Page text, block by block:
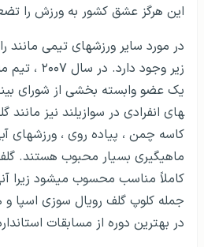
این هرگز عشق کشور به ورزش را
در مورد سایر ورزش­های تیمی مانند
زیر وجود
های انفرادی در سوازیلند نیز
کاسه چمن ، پیاده روی ، ورزش­های
ماهیگیری بسیار محبوب هستند.
کاملاً مناسب محسوب می­شود زیرا
در بهترین دوره از مسابقات